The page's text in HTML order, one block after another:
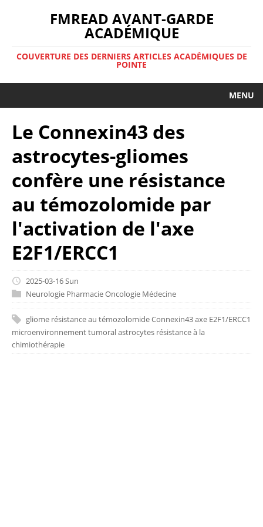
FMREAD AVANT-GARDE
ACADÉMIQUE
COUVERTURE DES DERNIERS ARTICLES ACADÉMIQUES DE
POINTE
MENU
Le Connexin43 des
astrocytes-gliomes
confère une résistance
au témozolomide par
l'activation de l'axe
E2F1/ERCC1
2025-03-16 Sun
Neurologie PharmacieOncologie Médecine
gliome résistance au témozolomideConnexin43axe E2F1/ERCC1
microenvironnement tumoralastrocytes résistance à la
chimiothérapie